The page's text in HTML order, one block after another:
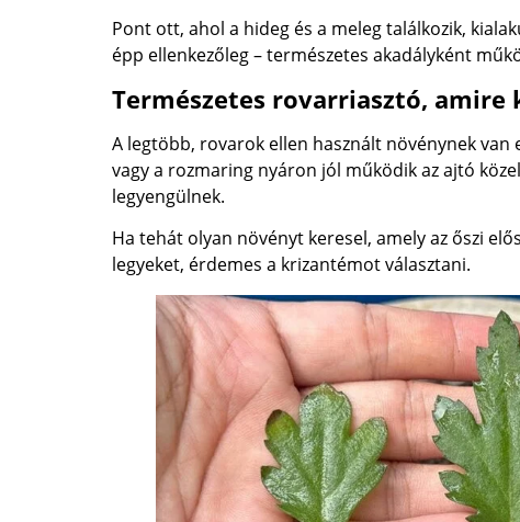
Pont ott, ahol a hideg és a meleg találkozik,
épp ellenkezőleg – természetes akadályként
Természetes rovarriasztó, amire
A legtöbb, rovarok ellen használt növénynek
vagy a rozmaring nyáron jól működik az ajtó
legyengülnek.
Ha tehát olyan növényt keresel, amely az őszi
legyeket, érdemes a krizantémot választani.